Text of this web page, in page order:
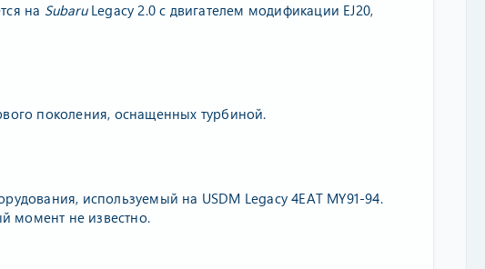
на SubaruLegacy 2.0 с двигателем модификации EJ20,
поколения, оснащенных турбиной.
используемый на USDM Legacy 4EAT MY91-94.
момент не известно.